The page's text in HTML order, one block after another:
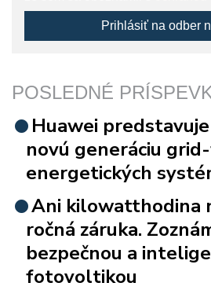
Prihlásiť na odber
POSLEDNÉ
Huawei
novú generáciu
energetických
Ani kilowatthodina
ročná záruka.
bezpečnou a
fotovoltikou